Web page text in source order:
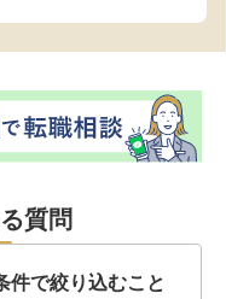
質問
件で絞り込むこと